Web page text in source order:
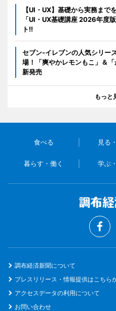
【UI・UX】基礎から実務まで
「UI・UX基礎講座 2026年度
ト!!
セブン‐イレブンの人気シリー
場！「爽やかレモンもこ」＆
新発売
もっと
食べる 見る
暮らす・働く 学ぶ
調布経済新聞について
プレスリリース・情報提供はこちら
アクセスデータの利用について
お問い合わせ